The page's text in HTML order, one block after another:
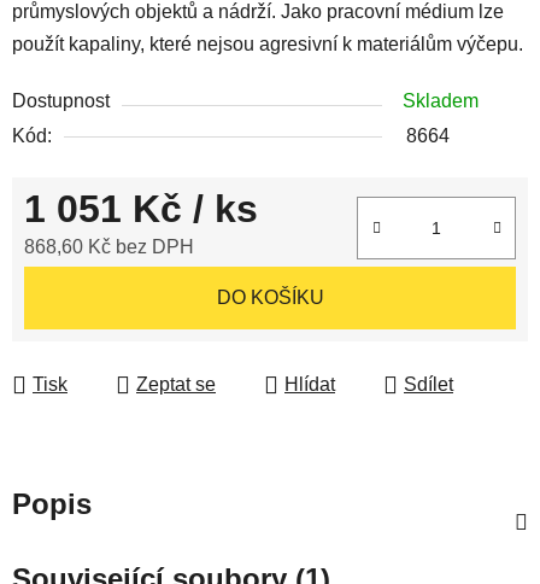
průmyslových objektů a nádrží. Jako pracovní médium lze
použít kapaliny, které nejsou agresivní k materiálům výčepu.
Dostupnost
Skladem
Kód:
8664
1 051 Kč / ks
868,60 Kč bez DPH
DO KOŠÍKU
Tisk Zeptat se Hlídat Sdílet
Popis